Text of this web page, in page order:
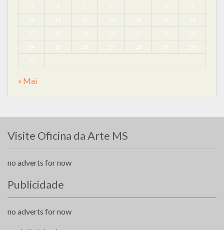
3 4 5 6 7 8 9
10 11 12 13 14 15 16
17 18 19 20 21 23
24 25 26 27 28 29 30
31
« Mai
Visite Oficina da Arte MS
no adverts for now
Publicidade
no adverts for now